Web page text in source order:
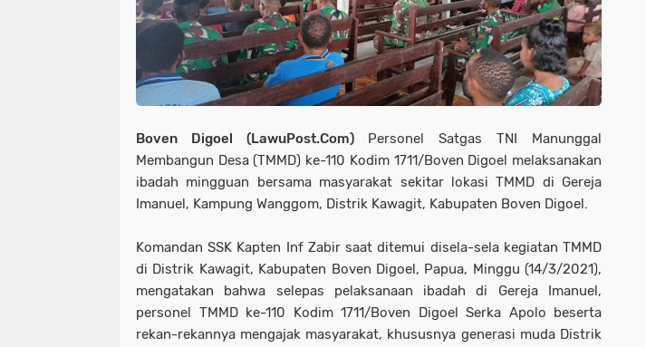
Boven Digoel (LawuPost.Com) Personel Satgas TNI Manunggal
Membangun Desa (TMMD) ke-110 Kodim 1711/Boven Digoel melaksanakan
ibadah mingguan bersama masyarakat sekitar lokasi TMMD di Gereja
Imanuel, Kampung Wanggom, Distrik Kawagit, Kabupaten Boven Digoel.
Komandan SSK Kapten Inf Zabir saat ditemui disela-sela kegiatan TMMD
di Distrik Kawagit, Kabupaten Boven Digoel, Papua, Minggu (14/3/2021),
mengatakan bahwa selepas pelaksanaan ibadah di Gereja Imanuel,
personel TMMD ke-110 Kodim 1711/Boven Digoel Serka Apolo beserta
rekan-rekannya mengajak masyarakat, khususnya generasi muda Distrik